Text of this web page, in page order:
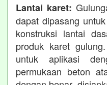
Lantai karet:
dapat dipasang
konstruksi lantai
produk karet
untuk aplikasi
permukaan beton